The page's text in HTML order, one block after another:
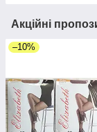
Акційні
–10%